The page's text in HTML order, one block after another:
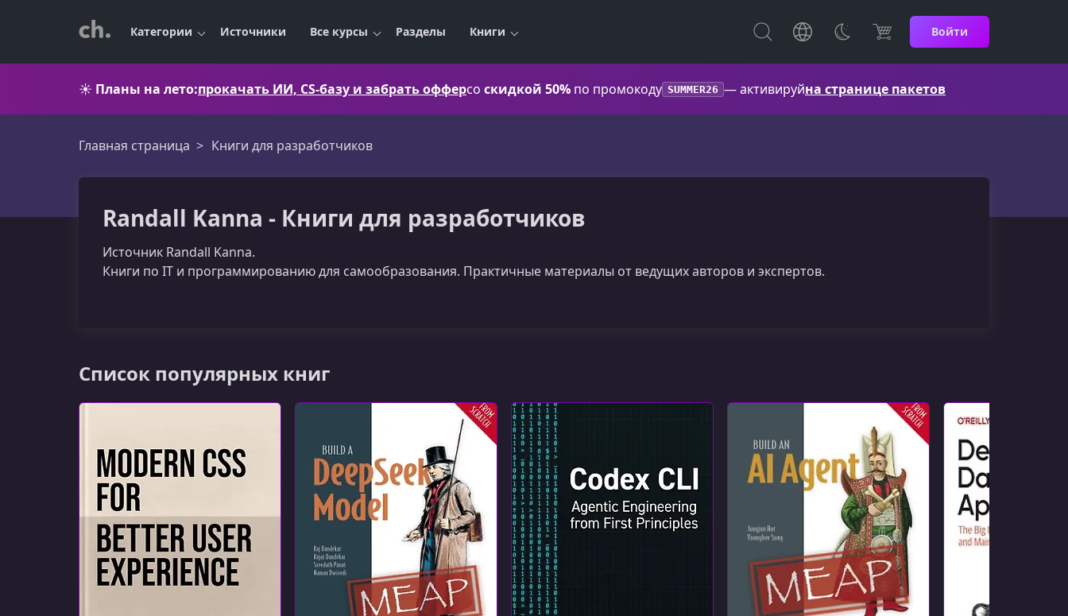
Категории Источники Все курсы Разделы Книги Войти
☀️ Планы на лето:прокачать ИИ, CS-базу и забрать офферсо скидкой 50% по промокоду SUMMER26 — активируйна странице пакетов
Главная страница Книги для разработчиков
Randall Kanna - Книги для разработчиков
Источник Randall Kanna.
Книги по IT и программированию для самообразования. Практичные материалы от ведущих авторов и экспертов.
Список популярных книг